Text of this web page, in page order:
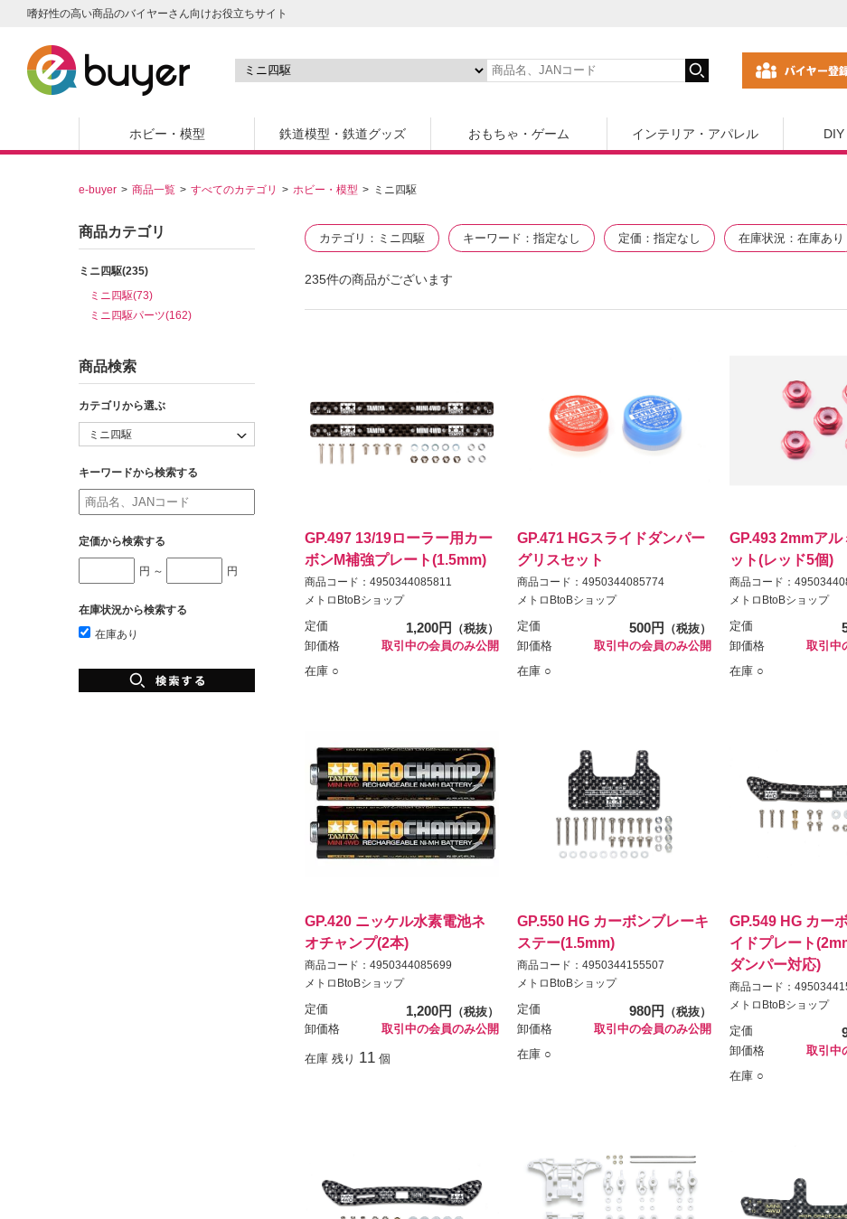
嗜好性の高い商品のバイヤーさん向けお役立ちサイト
ホビー・模型 鉄道模型・鉄道グッズ おもちゃ・ゲーム インテリア・アパレル
e-buyer 商品一覧 すべてのカテゴリ ホビー・模型 ミニ四駆
カテゴリ ミニ四駆 キーワード 指定なし 定価 指定なし 在庫状況 在庫あり
235件の商品がございます
GP.497 13/19ローラー用カー
ボンM補強プレート(1.5mm)
商品コード：4950344085811
メトロBtoBショップ
定価 1,200円
（税抜）
卸価格
取引中の会員のみ公開
在庫 ○
GP.471 HGスライドダンパー
グリスセット
商品コード：4950344085774
メトロBtoBショップ
定価 500円
（税抜）
卸価格
取引中の会員のみ公開
在庫 ○
GP.493 2mmア
ット(レッド5個)
商品コード：
メトロBtoBショップ
定価
卸価格
取引中
在庫 ○
GP.420 ニッケル水素電池ネ
オチャンプ(2本)
商品コード：4950344085699
メトロBtoBショップ
定価 1,200円
（税抜）
卸価格
取引中の会員のみ公開
在庫 残り 11 個
GP.550 HG カーボンブレーキ
ステー(1.5mm)
商品コード：4950344155507
メトロBtoBショップ
定価 980円
（税抜）
卸価格
取引中の会員のみ公開
在庫 ○
GP.549 HG カー
イドプレート
ダンパー対応)
商品コード：
メトロBtoBショップ
定価
卸価格
取引中
在庫 ○
商品カテゴリ
ミニ四駆(235)
ミニ四駆(73)
ミニ四駆パーツ(162)
商品検索
カテゴリから選ぶ
キーワードから検索する
定価から検索する
円 ～ 円
在庫状況から検索する
在庫あり